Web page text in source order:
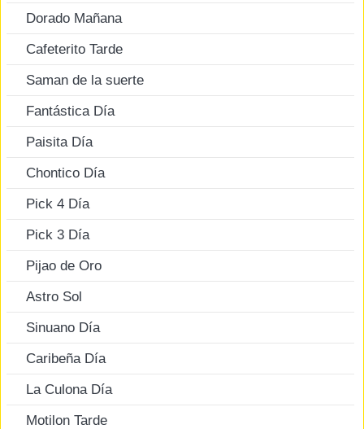
Dorado Mañana
Cafeterito Tarde
Saman de la suerte
Fantástica Día
Paisita Día
Chontico Día
Pick 4 Día
Pick 3 Día
Pijao de Oro
Astro Sol
Sinuano Día
Caribeña Día
La Culona Día
Motilon Tarde